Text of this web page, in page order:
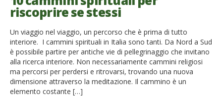
French
Italiano
riscoprire se stessi
Un viaggio nel viaggio, un percorso che è prima di tutto
interiore. I cammini spirituali in Italia sono tanti. Da Nord a Sud
è possibile partire per antiche vie di pellegrinaggio che invitano
alla ricerca interiore. Non necessariamente cammini religiosi
ma percorsi per perdersi e ritrovarsi, trovando una nuova
dimensione attraverso la meditazione. Il cammino è un
elemento costante […]